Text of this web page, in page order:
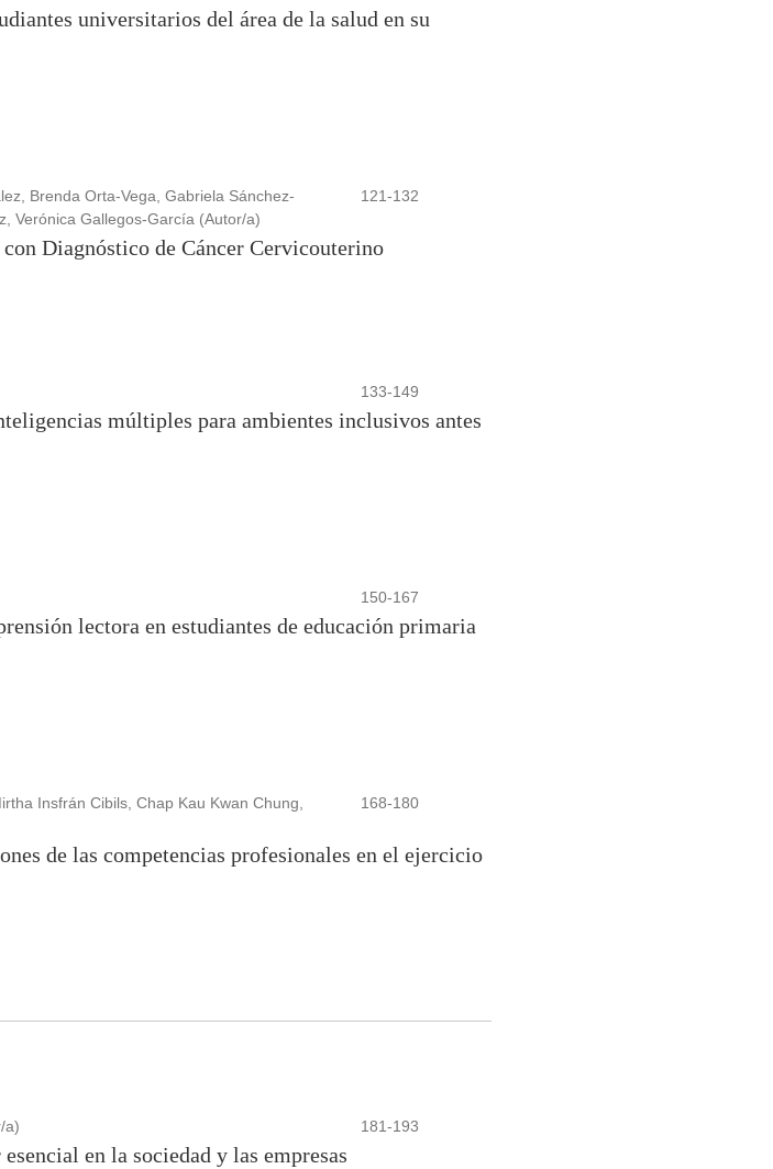
universitarios del área de la salud en su
Brenda Orta-Vega, Gabriela Sánchez-
Verónica Gallegos-García (Autor/a)
121-132
Diagnóstico de Cáncer Cervicouterino
133-149
múltiples para ambientes inclusivos antes
150-167
lectora en estudiantes de educación primaria
Insfrán Cibils, Chap Kau Kwan Chung,
168-180
de las competencias profesionales en el ejercicio
a) 181-193
en la sociedad y las empresas